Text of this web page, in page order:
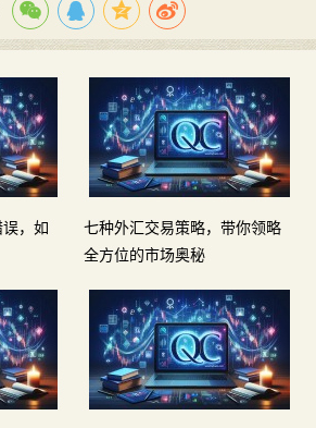
，如
七种外汇交易策略，带你领略
全方位的市场奥秘